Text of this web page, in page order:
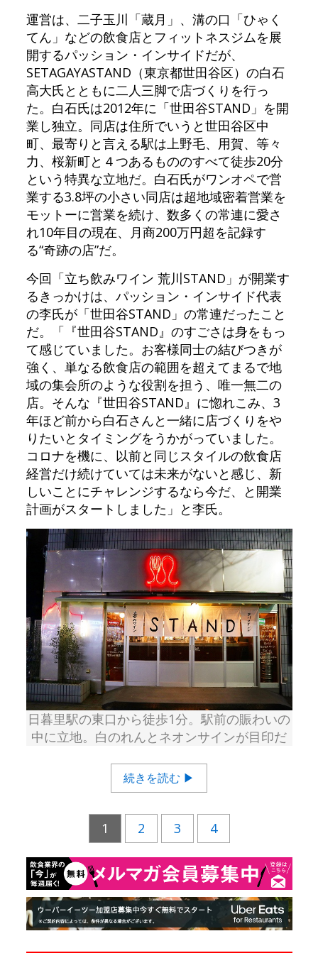
運営は、二子玉川「蔵月」、溝の口「ひゃく
てん」などの飲食店とフィットネスジムを展
開するパッション・インサイドだが、
SETAGAYASTAND（東京都世田谷区）の白石
高大氏とともに二人三脚で店づくりを行っ
た。白石氏は2012年に「世田谷STAND」を開
業し独立。同店は住所でいうと世田谷区中
町、最寄りと言える駅は上野毛、用賀、等々
力、桜新町と４つあるもののすべて徒歩20分
という特異な立地だ。白石氏がワンオペで営
業する3.8坪の小さい同店は超地域密着営業を
モットーに営業を続け、数多くの常連に愛さ
れ10年目の現在、月商200万円超を記録す
る“奇跡の店”だ。
今回「立ち飲みワイン 荒川STAND」が開業す
るきっかけは、パッション・インサイド代表
の李氏が「世田谷STAND」の常連だったこと
だ。「『世田谷STAND』のすごさは身をもっ
て感じていました。お客様同士の結びつきが
強く、単なる飲食店の範囲を超えてまるで地
域の集会所のような役割を担う、唯一無二の
店。そんな『世田谷STAND』に惚れこみ、3
年ほど前から白石さんと一緒に店づくりをや
りたいとタイミングをうかがっていました。
コロナを機に、以前と同じスタイルの飲食店
経営だけ続けていては未来がないと感じ、新
しいことにチャレンジするなら今だ、と開業
計画がスタートしました」と李氏。
日暮里駅の東口から徒歩1分。駅前の賑わいの
中に立地。白のれんとネオンサインが目印だ
続きを読む ▶
1 2 3 4